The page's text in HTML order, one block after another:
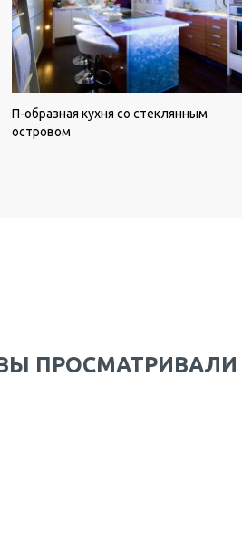
П-образная кухня со стеклянным
островом
ПРОСМАТРИВАЛИ